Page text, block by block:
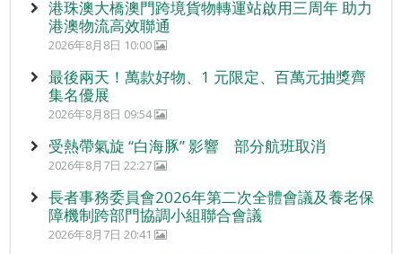
港珠澳大橋澳門跨境貨物轉運站啟用三周年 助力
港澳物流高效聯通
2026年8月8日 10:00
最後兩天！萬款好物、1 元限定、百萬元抽獎齊
集名優展
2026年8月8日 09:54
受熱帶氣旋 “白海豚” 影響 部分航班取消
2026年8月7日 22:27
長者事務委員會2026年第二次全體會議及養老保
障機制跨部門協調小組聯合會議
2026年8月7日 20:41